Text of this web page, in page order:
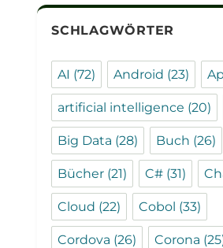
SCHLAGWÖRTER
AI (72) Android (23)
artificial intelligence (20)
Big Data (28) Buch (26)
Bücher (21) C# (31)
Cloud (22) Cobol (33)
Cordova (26) Corona